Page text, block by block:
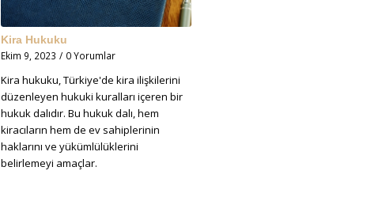
Kira Hukuku
Ekim 9, 2023 / 0 Yorumlar
Kira hukuku, Türkiye'de kira ilişkilerini
düzenleyen hukuki kuralları içeren bir
hukuk dalıdır. Bu hukuk dalı, hem
kiracıların hem de ev sahiplerinin
haklarını ve yükümlülüklerini
belirlemeyi amaçlar.